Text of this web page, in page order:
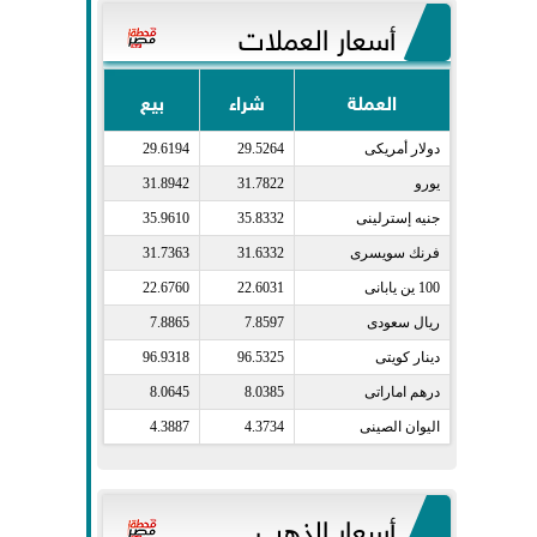
أسعار العملات
العملة شراء بيع
دولار أمريكى​ 29.5264
29.6194
يورو​ 31.7822
31.8942
جنيه إسترلينى​ 35.8332
35.9610
فرنك سويسرى​ 31.6332
31.7363
100 ين يابانى​ 22.6031
22.6760
ريال سعودى​ 7.8597
7.8865
دينار كويتى​ 96.5325
96.9318
درهم اماراتى​ 8.0385
8.0645
اليوان الصينى​ 4.3734
4.3887
أسعار الذهب